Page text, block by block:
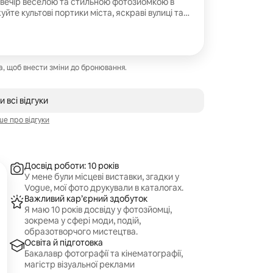
культові портики міста, яскраві вулиці та
вашої групи. Ви отримаєте красиво
щоб внести зміни до бронювання.
всі відгуки
про відгуки
Досвід роботи: 10 років
У мене були місцеві виставки, згадки у
Vogue, мої фото друкували в каталогах.
Важливий кар’єрний здобуток
Я маю 10 років досвіду у фотозйомці,
зокрема у сфері моди, подій,
образотворчого мистецтва.
Освіта й підготовка
Бакалавр фотографії та кінематографії,
магістр візуальної реклами